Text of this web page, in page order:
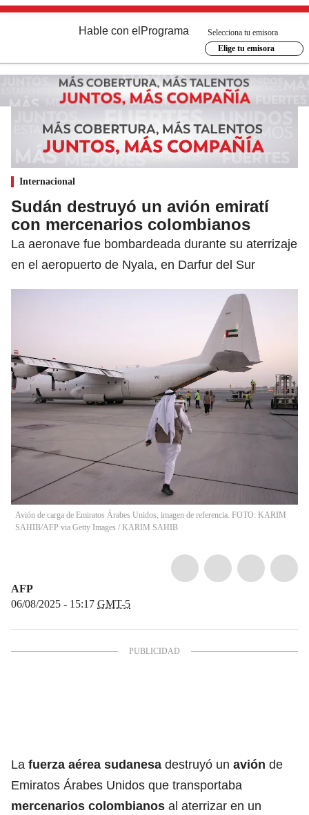
Hable con el Programa
Selecciona tu emisora
Elige tu emisora
Internacional
Sudán destruyó un avión emiratí
con mercenarios colombianos
La aeronave fue bombardeada durante su aterrizaje
en el aeropuerto de Nyala, en Darfur del Sur
Avión de carga de Emiratos Árabes Unidos, imagen de referencia. FOTO: KARIM
SAHIB/AFP via Getty Images / KARIM SAHIB
AFP
06/08/2025 - 15:17 GMT-5
La fuerza aérea sudanesa destruyó un avión de
Emiratos Árabes Unidos que transportaba
mercenarios colombianos al aterrizar en un